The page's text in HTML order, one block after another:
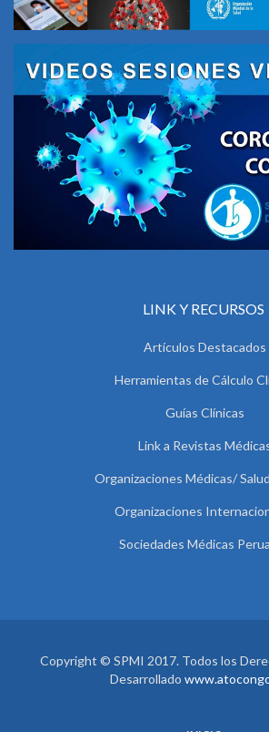
LINK Y RECURSOS
Artículos Destacados
Herramientas de Cálculo
Guías Clínicas
Link a Revistas
Organizaciones Médicas/
Organizaciones
Sociedades Médicas
Copyright © SPMI 2017. Todos los
Desarrollado